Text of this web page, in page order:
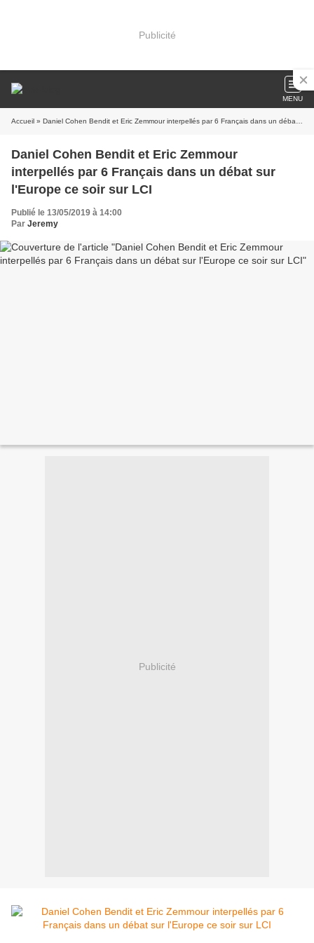
Publicité
MENU
Accueil » Daniel Cohen Bendit et Eric Zemmour interpellés par 6 Français dans un débat sur l'Europe ce soir sur LCI
Daniel Cohen Bendit et Eric Zemmour
interpellés par 6 Français dans un débat sur
l'Europe ce soir sur LCI
Publié le 13/05/2019 à 14:00
Par Jeremy
Publicité